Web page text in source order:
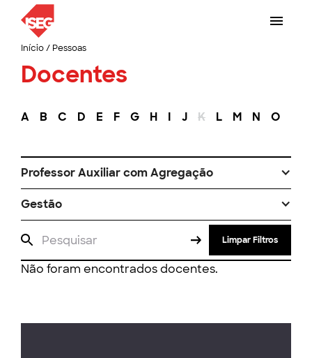
Início/ Pessoas
Docentes
A B C D E F G H I J K L M N O
Professor Auxiliar com Agregação
Gestão
Limpar Filtros
Não foram encontrados docentes.